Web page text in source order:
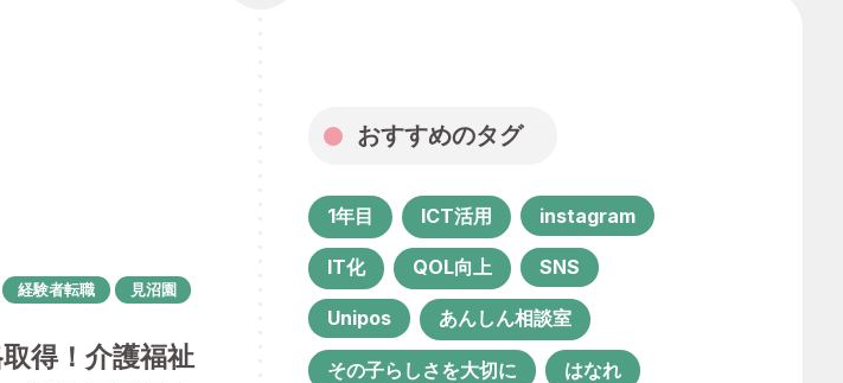
会社・組織
働き方・生き方
ご利用者と支援
聖徳会
経験者転職
見沼園
得！介護福祉
おすすめのタグ
1年目 ICT活用 instagram
IT化 QOL向上 SNS
Unipos あんしん相談室
その子らしさを大切に はなれ